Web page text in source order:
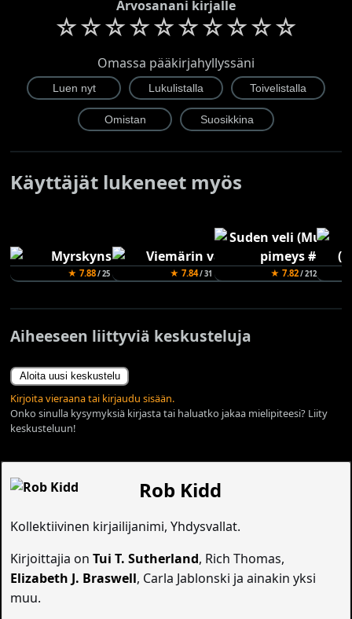
Arvosanani kirjalle
☆☆☆☆☆☆☆☆☆☆
Omassa pääkirjahyllyssäni
Käyttäjät lukeneet myös
★ 7.88/ 25 ★ 7.84/ 31 ★ 7.82/ 212
Aiheeseen liittyviä keskusteluja
Aloita uusi keskustelu
Kirjoita vieraana tai kirjaudu sisään.
Onko sinulla kysymyksiä kirjasta tai haluatko jakaa mielipiteesi? Liity
keskusteluun!
Rob Kidd
Kollektiivinen kirjailijanimi, Yhdysvallat.
Kirjoittajia onTui T. Sutherland, Rich Thomas,
Elizabeth J. Braswell, Carla Jablonski ja ainakin yksi
muu.